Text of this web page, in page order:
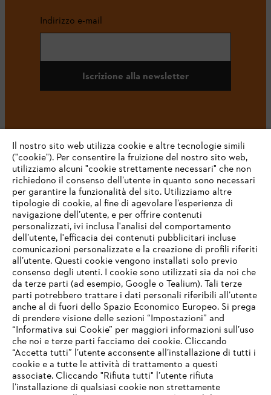
Indirizzo e-mail
Iscrizione alla newsletter
#STIHL
L’azienda
STIHL FAQ
Service
IHR BROWSER WIRD NICHT
UNTERSTÜTZT
Il nostro sito web utilizza cookie e altre tecnologie simili
("cookie"). Per consentire la fruizione del nostro sito web,
utilizziamo alcuni "cookie strettamente necessari" che non
richiedono il consenso dell’utente in quanto sono necessari
per garantire la funzionalità del sito. Utilizziamo altre
tipologie di cookie, al fine di agevolare l’esperienza di
navigazione dell’utente, e per offrire contenuti
personalizzati, ivi inclusa l'analisi del comportamento
dell’utente, l'efficacia dei contenuti pubblicitari incluse
comunicazioni personalizzate e la creazione di profili riferiti
all’utente. Questi cookie vengono installati solo previo
consenso degli utenti. I cookie sono utilizzati sia da noi che
da terze parti (ad esempio, Google o Tealium). Tali terze
parti potrebbero trattare i dati personali riferibili all’utente
anche al di fuori dello Spazio Economico Europeo. Si prega
di prendere visione delle sezioni “Impostazioni” and
“Informativa sui Cookie” per maggiori informazioni sull’uso
che noi e terze parti facciamo dei cookie. Cliccando
“Accetta tutti” l’utente acconsente all’installazione di tutti i
cookie e a tutte le attività di trattamento a questi
associate. Cliccando "Rifiuta tutti" l’utente rifiuta
l’installazione di qualsiasi cookie non strettamente